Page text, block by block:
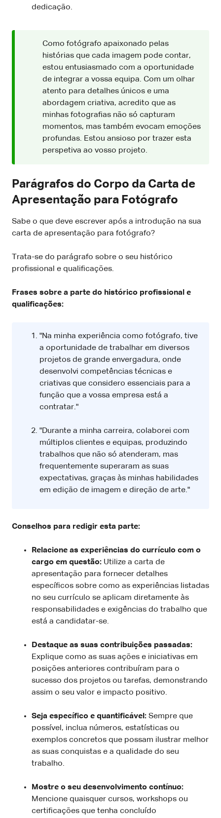
dedicação.
Como fotógrafo apaixonado pelas
histórias que cada imagem pode contar,
estou entusiasmado com a oportunidade
de integrar a vossa equipa. Com um olhar
atento para detalhes únicos e uma
abordagem criativa, acredito que as
minhas fotografias não só capturam
momentos, mas também evocam emoções
profundas. Estou ansioso por trazer esta
perspetiva ao vosso projeto.
Parágrafos do Corpo da Carta de
Apresentação para Fotógrafo
Sabe o que deve escrever após a introdução na sua
carta de apresentação para fotógrafo?
Trata-se do parágrafo sobre o seu histórico
profissional e qualificações.
Frases sobre a parte do histórico profissional e
qualificações:
"Na minha experiência como fotógrafo, tive
a oportunidade de trabalhar em diversos
projetos de grande envergadura, onde
desenvolvi competências técnicas e
criativas que considero essenciais para a
função que a vossa empresa está a
contratar."
"Durante a minha carreira, colaborei com
múltiplos clientes e equipas, produzindo
trabalhos que não só atenderam, mas
frequentemente superaram as suas
expectativas, graças às minhas habilidades
em edição de imagem e direção de arte."
Conselhos para redigir esta parte:
Relacione as experiências do currículo com o
cargo em questão: Utilize a carta de
apresentação para fornecer detalhes
específicos sobre como as experiências listadas
no seu currículo se aplicam diretamente às
responsabilidades e exigências do trabalho que
está a candidatar-se.
Destaque as suas contribuições passadas:
Explique como as suas ações e iniciativas em
posições anteriores contribuíram para o
sucesso dos projetos ou tarefas, demonstrando
assim o seu valor e impacto positivo.
Seja específico e quantificável: Sempre que
possível, inclua números, estatísticas ou
exemplos concretos que possam ilustrar melhor
as suas conquistas e a qualidade do seu
trabalho.
Mostre o seu desenvolvimento contínuo:
Mencione quaisquer cursos, workshops ou
certificações que tenha concluído